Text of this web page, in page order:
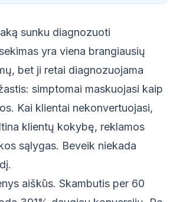
sunku diagnozuoti
yra viena brangiausių
bet ji retai diagnozuojama
simptomai maskuojasi kaip
Kai klientai nekonvertuojasi,
klientų kokybę, reklamos
sąlygas. Beveik niekada
aiškūs. Skambutis per 60